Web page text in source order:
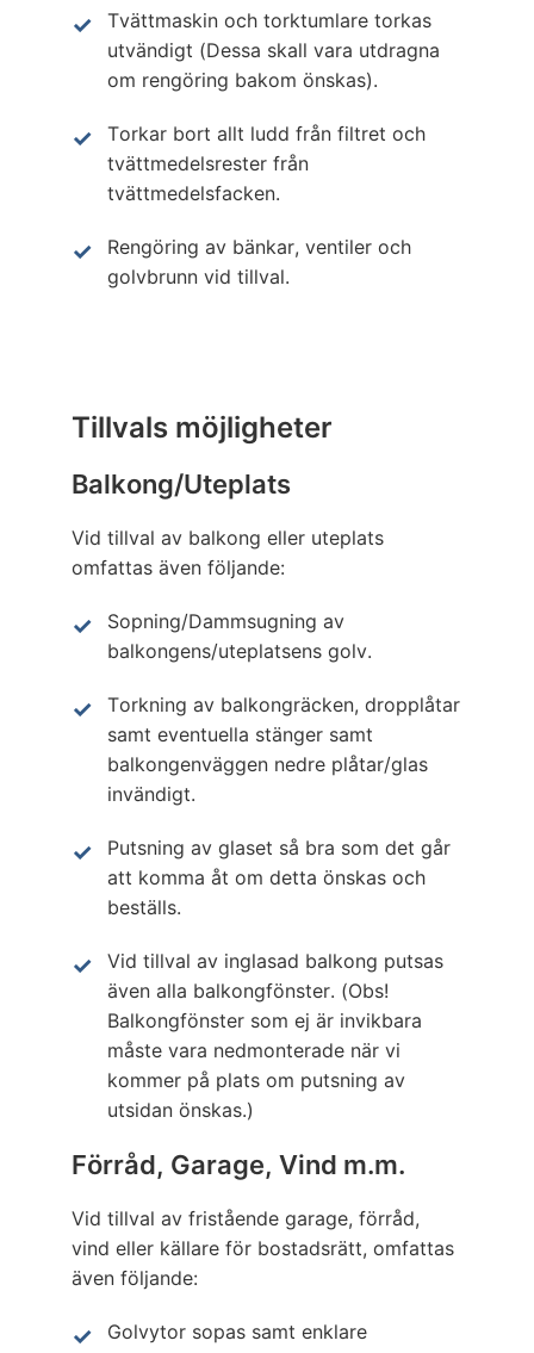
Tvättmaskin och torktumlare torkas
utvändigt (Dessa skall vara utdragna
om rengöring bakom önskas).
Torkar bort allt ludd från filtret och
tvättmedelsrester från
tvättmedelsfacken.
Rengöring av bänkar, ventiler och
golvbrunn vid tillval.
Tillvals möjligheter
Balkong/Uteplats
Vid tillval av balkong eller uteplats
omfattas även följande:
Sopning/Dammsugning av
balkongens/uteplatsens golv.
Torkning av balkongräcken, dropplåtar
samt eventuella stänger samt
balkongenväggen nedre plåtar/glas
invändigt.
Putsning av glaset så bra som det går
att komma åt om detta önskas och
beställs.
Vid tillval av inglasad balkong putsas
även alla balkongfönster. (Obs!
Balkongfönster som ej är invikbara
måste vara nedmonterade när vi
kommer på plats om putsning av
utsidan önskas.)
Förråd, Garage, Vind m.m.
Vid tillval av fristående garage, förråd,
vind eller källare för bostadsrätt, omfattas
även följande:
Golvytor sopas samt enklare